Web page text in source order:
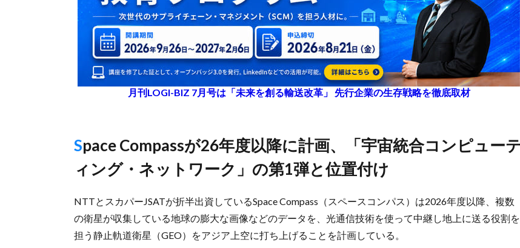
月刊LOGI-BIZ 7月号は「未来を創る輸送改革」 先行企業の生存戦略を徹底取材
Space Compassが26年度以降に計画、「宇宙統合コンピューテ
ィング・ネットワーク」の第1弾と位置付け
NTTとスカパーJSATが折半出資しているSpace Compass（スペースコンパス）は2026年度以降、複数
の衛星が収集している地球の膨大な画像などのデータを、光通信技術を使って中継し地上に送る役割を
担う静止軌道衛星（GEO）をアジア上空に打ち上げることを計画している。